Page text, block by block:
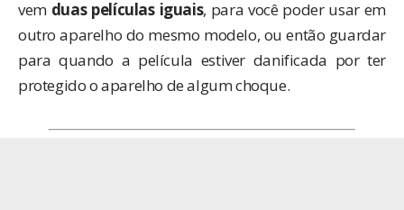
vem duas películas iguais, para você poder usar em
outro aparelho do mesmo modelo, ou então guardar
para quando a película estiver danificada por ter
protegido o aparelho de algum choque.